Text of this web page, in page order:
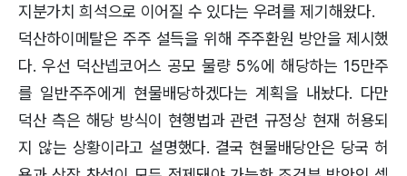
지분가치 희석으로 이어질 수 있다는 우려를 제기해왔다.
덕산하이메탈은 주주 설득을 위해 주주환원 방안을 제시했
다. 우선 덕산넵코어스 공모 물량 5%에 해당하는 15만주
를 일반주주에게 현물배당하겠다는 계획을 내놨다. 다만
덕산 측은 해당 방식이 현행법과 관련 규정상 현재 허용되
지 않는 상황이라고 설명했다. 결국 현물배당안은 당국 허